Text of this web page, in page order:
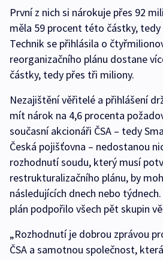
První z nich si nárokuje přes 92
měla 59 procent této částky,
Technik se přihlásila o
reorganizačního plánu dostane
částky, tedy přes tři miliony.
Nezajištění věřitelé a přihlášení
mít nárok na 4,6 procenta
současní akcionáři ČSA – tedy
Česká pojišťovna – nedostanou
rozhodnutí soudu, který musí
restrukturalizačního plánu, by
následujících dnech nebo
plán podpořilo všech pět skupin
„Rozhodnutí je dobrou zprávou
ČSA a samotnou společnost,